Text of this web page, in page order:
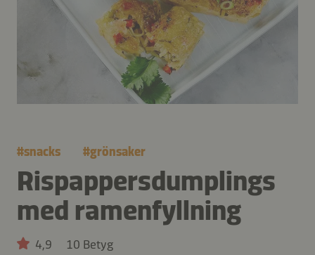
#snacks #grönsaker
Rispappersdumplings
med ramenfyllning
4,9 10 Betyg